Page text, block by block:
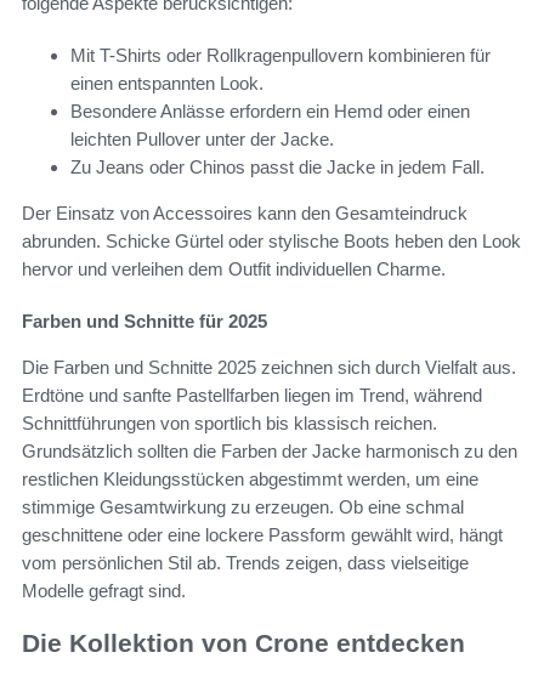
Mit T-Shirts oder Rollkragenpullovern kombinieren für
einen entspannten Look.
Besondere Anlässe erfordern ein Hemd oder einen
leichten Pullover unter der Jacke.
Zu Jeans oder Chinos passt die Jacke in jedem Fall.
Der Einsatz von Accessoires kann den Gesamteindruck
abrunden. Schicke Gürtel oder stylische Boots heben den Look
hervor und verleihen dem Outfit individuellen Charme.
Farben und Schnitte für 2025
Die Farben und Schnitte 2025 zeichnen sich durch Vielfalt aus.
Erdtöne und sanfte Pastellfarben liegen im Trend, während
Schnittführungen von sportlich bis klassisch reichen.
Grundsätzlich sollten die Farben der Jacke harmonisch zu den
restlichen Kleidungsstücken abgestimmt werden, um eine
stimmige Gesamtwirkung zu erzeugen. Ob eine schmal
geschnittene oder eine lockere Passform gewählt wird, hängt
vom persönlichen Stil ab. Trends zeigen, dass vielseitige
Modelle gefragt sind.
Die Kollektion von Crone entdecken